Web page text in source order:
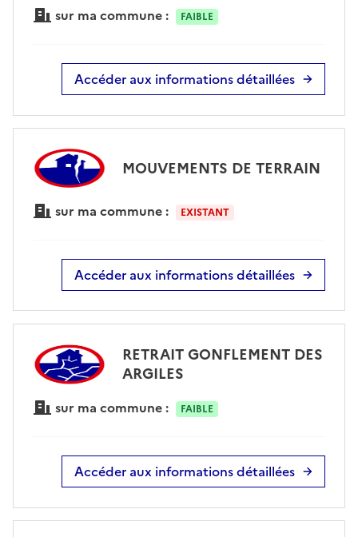
sur ma commune : FAIBLE
Accéder aux informations détaillées
MOUVEMENTS DE TERRAIN
sur ma commune : EXISTANT
Accéder aux informations détaillées
RETRAIT GONFLEMENT DES
ARGILES
sur ma commune : FAIBLE
Accéder aux informations détaillées